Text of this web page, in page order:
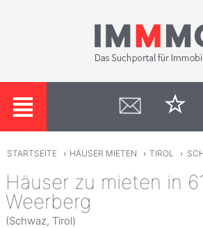
STARTSEITE › HÄUSER MIETEN › TIROL ›
Häuser zu mieten in
Weerberg
(Schwaz, Tirol)